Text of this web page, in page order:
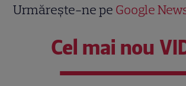
Urmărește-ne pe Google
Cel mai nou